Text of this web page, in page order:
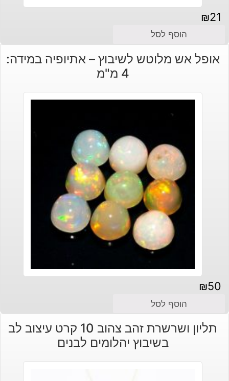
₪21
הוסף לסל
אופל אש מלוטש לשיבוץ – אתיופיה במידה:
4 מ"מ
₪50
הוסף לסל
תליון ושרשרת זהב צהוב 10 קרט עיצוב לב
בשיבוץ יהלומים לבנים